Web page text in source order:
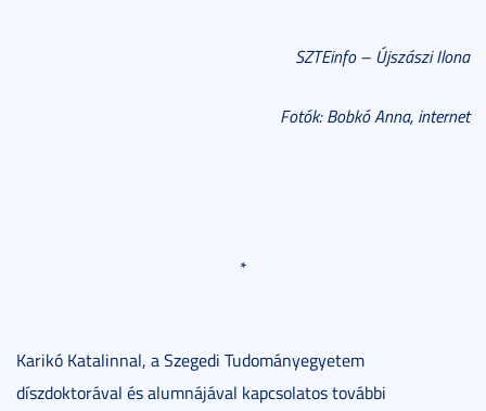
SZTEinfo – Újszászi Ilona
Fotók: Bobkó Anna, internet
*
Karikó Katalinnal, a Szegedi Tudományegyetem
díszdoktorával és alumnájával kapcsolatos további